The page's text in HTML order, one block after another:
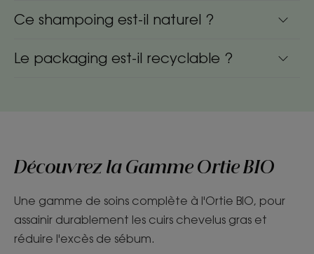
Ce shampoing est-il naturel ?
Le packaging est-il recyclable ?
Découvrez la Gamme Ortie BIO
Une gamme de soins complète à l'Ortie BIO, pour
assainir durablement les cuirs chevelus gras et
réduire l'excès de sébum.